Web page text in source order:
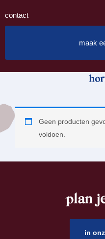
contact
maak
Geen producten
voldoen.
plan
in